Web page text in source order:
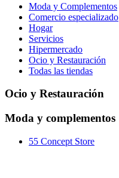
Moda y Complementos
Comercio especializado
Hogar
Servicios
Hipermercado
Ocio y Restauración
Todas las tiendas
Ocio y Restauración
Moda y complementos
55 Concept Store